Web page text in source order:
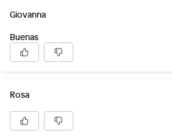
Giovanna
Buenas
Rosa